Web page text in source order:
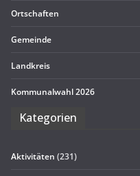
Ort­schaf­ten
Gemeinde
Land­kreis
Kom­mu­nal­wahl 2026
Kate­go­rien
Aktivitäten (231)